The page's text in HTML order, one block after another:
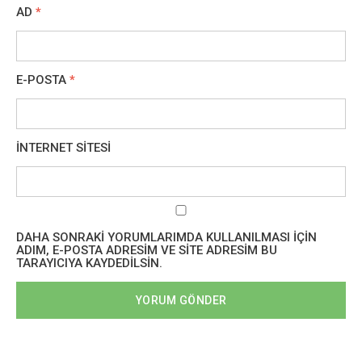
AD *
E-POSTA *
İNTERNET SITESI
DAHA SONRAKI YORUMLARIMDA KULLANILMASI IÇIN
ADIM, E-POSTA ADRESIM VE SITE ADRESIM BU
TARAYICIYA KAYDEDILSIN.